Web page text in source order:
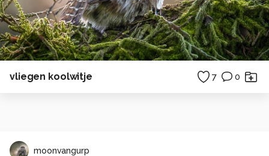
vliegen koolwitje 7 0
moonvangurp